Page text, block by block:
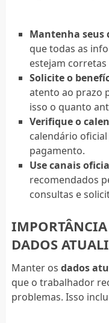
Mantenha seus
que todas as
estejam
Solicite o
atento ao prazo
isso o quanto
Verifique o
calendário
pagamento.
Use canais
recomendados
consultas e
DADOS
Manter os dados
que o trabalhador
problemas. Isso